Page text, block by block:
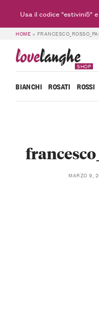
HOME »
lovelanghe
SHOP
BIANCHI ROSATI ROSSI
MARZO 9,
Usa il codice "estivini5"